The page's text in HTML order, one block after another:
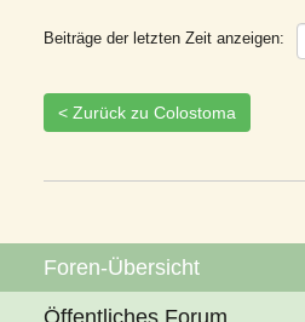
Beiträge der letzten Zeit anzeigen:
< Zurück zu Colostoma
Foren-Übersicht
Öffentliches Forum